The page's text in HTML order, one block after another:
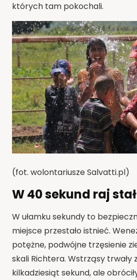
których tam pokochali.
(fot. wolontariusze Salvatti.pl)
W 40 sekund raj
W ułamku sekundy to
miejsce przestało istnieć.
potężne, podwójne trzęsienie
skali Richtera. Wstrząsy trwały
kilkadziesiąt sekund, ale